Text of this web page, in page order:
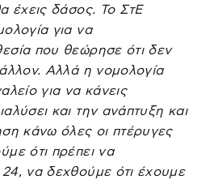
έχεις δάσος. Το ΣτΕ
για να
που θεώρησε ότι δεν
Αλλά η νομολογία
για να κάνεις
και την ανάπτυξη και
κάνω όλες οι πτέρυγες
ότι πρέπει να
να δεχθούμε ότι έχουμε